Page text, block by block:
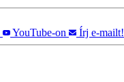
YouTube-on Írj e-mailt!